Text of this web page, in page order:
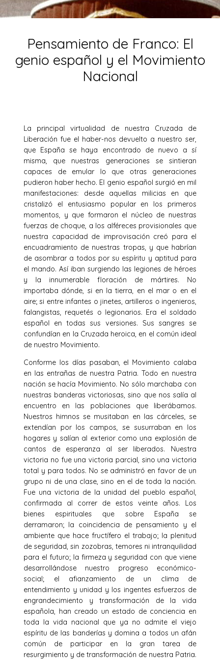
Pensamiento de Franco: El
genio español y el Movimiento
Nacional
La principal virtualidad de nuestra Cruzada de
Liberación fue el haber-nos devuelto a nuestro ser,
que España se haya encontrado de nuevo a sí
misma, que nuestras generaciones se sintieran
capaces de emular lo que otras generaciones
pudieron haber hecho. El genio español surgió en mil
manifestaciones: desde aquellas milicias en que
cristalizó el entusiasmo popular en los primeros
momentos, y que formaron el núcleo de nuestras
fuerzas de choque, a los alféreces provisionales que
nuestra capacidad de improvisación creó para el
encuadramiento de nuestras tropas, y que habrían
de asombrar a todos por su espíritu y aptitud para
el mando. Así iban surgiendo las legiones de héroes
y la innumerable floración de mártires. No
importaba dónde, si en la tierra, en el mar o en el
aire; si entre infantes o jinetes, artilleros o ingenieros,
falangistas, requetés o legionarios. Era el soldado
español en todas sus versiones. Sus sangres se
confundían en la Cruzada heroica, en el común ideal
de nuestro Movimiento.
Conforme los días pasaban, el Movimiento calaba
en las entrañas de nuestra Patria. Todo en nuestra
nación se hacía Movimiento. No sólo marchaba con
nuestras banderas victoriosas, sino que nos salía al
encuentro en las poblaciones que liberábamos.
Nuestros himnos se musitaban en las cárceles, se
extendían por los campos, se susurraban en los
hogares y salían al exterior como una explosión de
cantos de esperanza al ser liberados. Nuestra
victoria no fue una victoria parcial, sino una victoria
total y para todos. No se administró en favor de un
grupo ni de una clase, sino en el de toda la nación.
Fue una victoria de la unidad del pueblo español,
confirmada al correr de estos veinte años. Los
bienes espirituales que sobre España se
derramaron; la coincidencia de pensamiento y el
ambiente que hace fructífero el trabajo; la plenitud
de seguridad, sin zozobras, temores ni intranquilidad
para el futuro; la firmeza y seguridad con que viene
desarrollándose nuestro progreso económico-
social; el afianzamiento de un clima de
entendimiento y unidad y los ingentes esfuerzos de
engrandecimiento y transformación de la vida
española, han creado un estado de conciencia en
toda la vida nacional que ya no admite el viejo
espíritu de las banderías y domina a todos un afán
común de participar en la gran tarea de
resurgimiento y de transformación de nuestra Patria.